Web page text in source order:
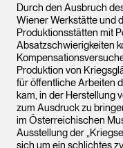
Durch den Ausbruch
Wiener Werkstätte und
Produktionsstätten mit
Absatzschwierigkeiten
Produktion von
für öffentliche Arbeiten
kam, in der Herstellung
zum Ausdruck zu
im Österreichischen
Ausstellung der
sich um ein schlichtes